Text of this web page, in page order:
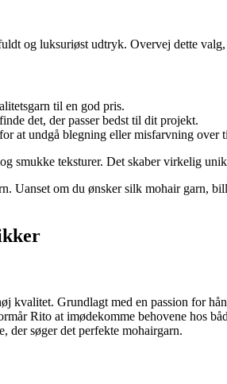
og luksuriøst udtryk. Overvej dette
til en god pris.
det, der passer bedst til dit projekt.
at undgå blegning eller misfarvning over
smukke teksturer. Det skaber virkelig
Uanset om du ønsker silk mohair garn,
kvalitet. Grundlagt med en passion for
Rito at imødekomme behovene hos
der søger det perfekte mohairgarn.